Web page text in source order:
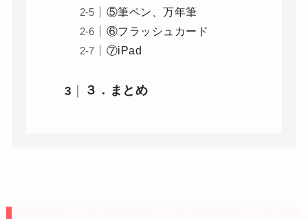
⑤筆ペン、万年筆
⑥フラッシュカード
⑦iPad
３．まとめ